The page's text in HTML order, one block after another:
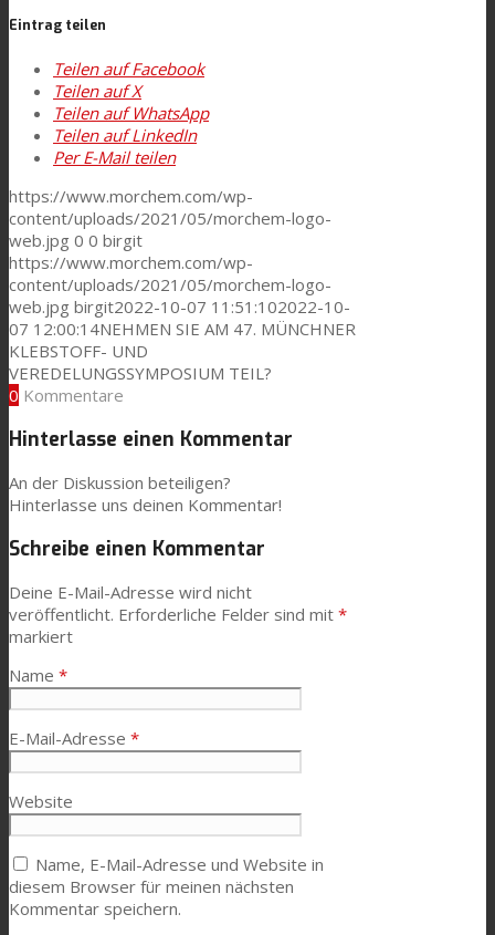
Zertifikate
Karriere
News
Kontaktieren Sie uns
Suche
Menü Menü
Eintrag teilen
Teilen auf Facebook
Teilen auf X
Teilen auf WhatsApp
Teilen auf LinkedIn
Per E-Mail teilen
https://www.morchem.com/wp-
content/uploads/2021/05/morchem-logo-
web.jpg 0 0 birgit
https://www.morchem.com/wp-
content/uploads/2021/05/morchem-logo-
web.jpg birgit2022-10-07 11:51:102022-10-
07 12:00:14NEHMEN SIE AM 47. MÜNCHNER
KLEBSTOFF- UND
VEREDELUNGSSYMPOSIUM TEIL?
0 Kommentare
Hinterlasse einen Kommentar
An der Diskussion beteiligen?
Hinterlasse uns deinen Kommentar!
Schreibe einen Kommentar
Deine E-Mail-Adresse wird nicht
veröffentlicht. Erforderliche Felder sind mit *
markiert
Name *
E-Mail-Adresse *
Website
Name, E-Mail-Adresse und Website in
diesem Browser für meinen nächsten
Kommentar speichern.